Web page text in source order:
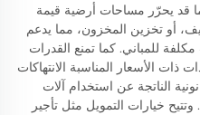
ما قد يحرّر مساحات أرضية قيمة
أو تخزين المخزون، مما يدعم
للمباني. كما تمنع القدرات
ذات الأسعار المناسبة الانتهاكات
الناتجة عن استخدام آلات
خيارات التمويل مثل تأجير